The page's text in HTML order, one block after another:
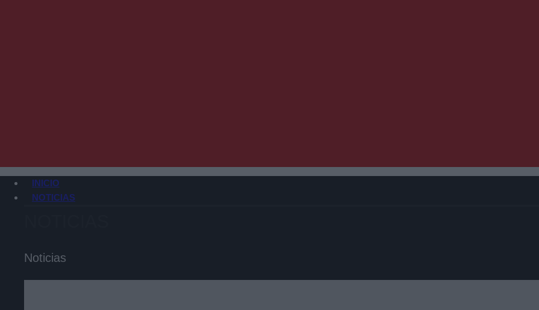
INICIO
NOTICIAS
Noticias